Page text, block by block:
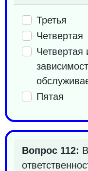
Третья
Четвертая
Четвертая
Пятая
Вопрос 112: